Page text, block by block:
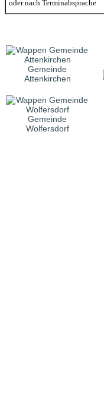
oder nach Terminabsprache
Gemeinde
Attenkirchen
Gemeinde
Wolfersdorf